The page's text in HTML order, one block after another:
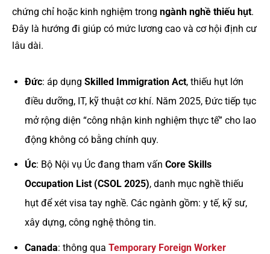
chứng chỉ hoặc kinh nghiệm trong ngành nghề thiếu hụt.
Đây là hướng đi giúp có mức lương cao và cơ hội định cư
lâu dài.
Đức: áp dụng Skilled Immigration Act, thiếu hụt lớn
điều dưỡng, IT, kỹ thuật cơ khí. Năm 2025, Đức tiếp tục
mở rộng diện “công nhận kinh nghiệm thực tế” cho lao
động không có bằng chính quy.
Úc: Bộ Nội vụ Úc đang tham vấn Core Skills
Occupation List (CSOL 2025), danh mục nghề thiếu
hụt để xét visa tay nghề. Các ngành gồm: y tế, kỹ sư,
xây dựng, công nghệ thông tin.
Canada: thông qua Temporary Foreign Worker